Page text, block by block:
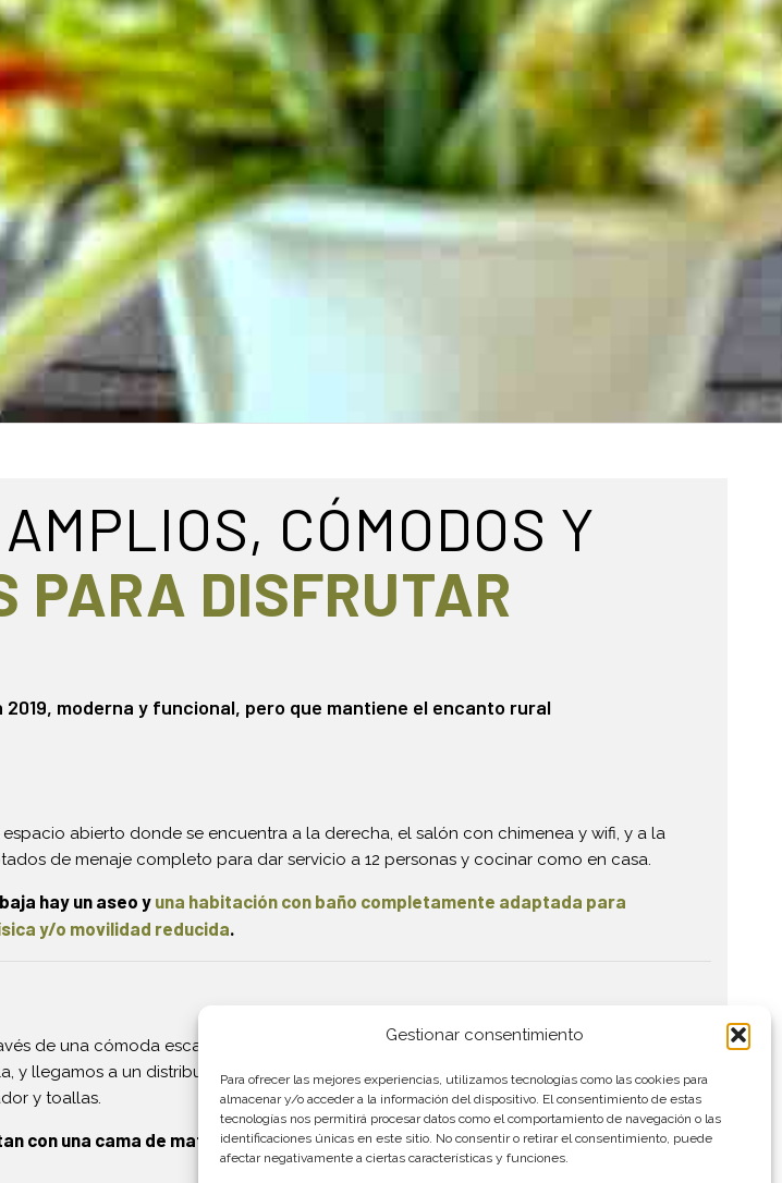
Gestionar consentimiento
Para ofrecer las mejores experiencias, utilizamos tecnologías como las cookies para
almacenar y/o acceder a la información del dispositivo. El consentimiento de estas
tecnologías nos permitirá procesar datos como el comportamiento de navegación o las
identificaciones únicas en este sitio. No consentir o retirar el consentimiento, puede
afectar negativamente a ciertas características y funciones.
AMPLIOS, CÓMODOS Y
PARA DISFRUTAR
moderna y funcional, pero que mantiene el encanto rural
abierto donde se encuentra a la derecha, el salón con chimenea y wifi, y a la
de menaje completo para dar servicio a 12 personas y cocinar como en casa.
hay un aseo y una habitación con baño completamente adaptada para
y/o movilidad reducida.
de una cómoda escalera de madera de Iroko, iluminada por la luz natural que dejan
y llegamos a un distribuidor que da acceso a cuatro amplias habitaciones todas ellas
y toallas.
con una cama de matrimonio de 140 cm. y las otras dos de dos camas de 90 cm.